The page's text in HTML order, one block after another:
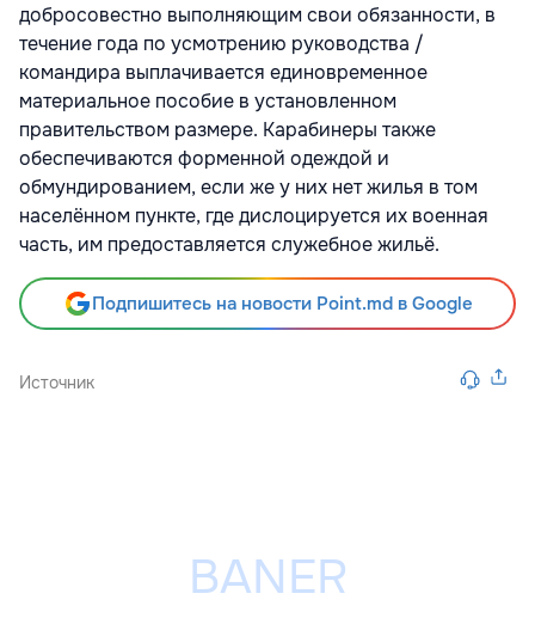
добросовестно выполняющим свои обязанности, в
течение года по усмотрению руководства /
командира выплачивается единовременное
материальное пособие в установленном
правительством размере. Карабинеры также
обеспечиваются форменной одеждой и
обмундированием, если же у них нет жилья в том
населённом пункте, где дислоцируется их военная
часть, им предоставляется служебное жильё.
Подпишитесь на новости Point.md в Google
Источник